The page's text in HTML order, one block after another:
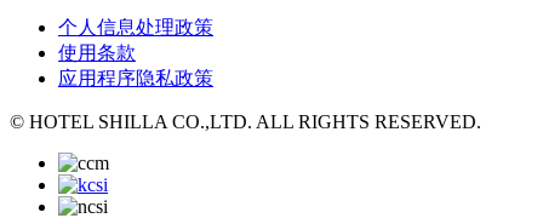
个人信息处理政策
使用条款
应用程序隐私政策
© HOTEL SHILLA CO.,LTD. ALL RIGHTS RESERVED.